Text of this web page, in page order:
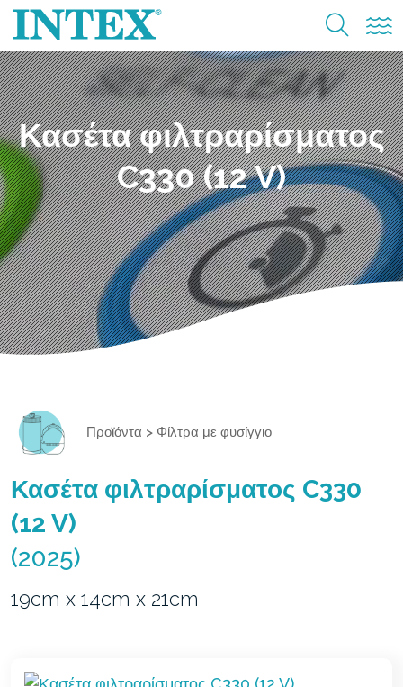
Κασέτα φιλτραρίσματος
C330 (12 V)
Προϊόντα > Φίλτρα με φυσίγγιο
Κασέτα φιλτραρίσματος C330
(12 V)
(2025)
19cm x 14cm x 21cm